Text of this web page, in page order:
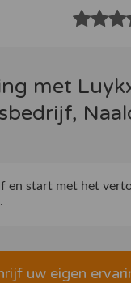
met
en start met het
uw eigen